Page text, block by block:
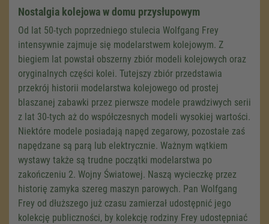
Nostalgia kolejowa w domu przysłupowym
Od lat 50-tych poprzedniego stulecia Wolfgang Frey
intensywnie zajmuje się modelarstwem kolejowym. Z
biegiem lat powstał obszerny zbiór modeli kolejowych oraz
oryginalnych części kolei. Tutejszy zbiór przedstawia
przekrój historii modelarstwa kolejowego od prostej
blaszanej zabawki przez pierwsze modele prawdziwych serii
z lat 30-tych aż do współczesnych modeli wysokiej wartości.
Niektóre modele posiadają napęd zegarowy, pozostałe zaś
napędzane są parą lub elektrycznie. Ważnym wątkiem
wystawy także są trudne początki modelarstwa po
zakończeniu 2. Wojny Światowej. Naszą wycieczkę przez
historię zamyka szereg maszyn parowych. Pan Wolfgang
Frey od dłuższego już czasu zamierzał udostępnić jego
kolekcję publiczności, by kolekcję rodziny Frey udostępniać